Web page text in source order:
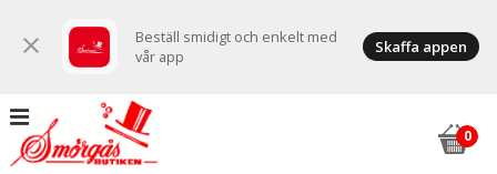
close
Beställ smidigt och enkelt med
vår app
Skaffa appen